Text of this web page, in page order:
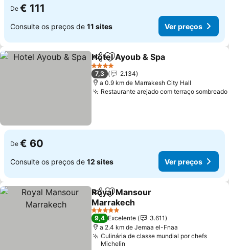
De € 111
Consulte os preços de 11 sites Ver preços
PartilharAdicionar aos favoritos
Hotel Ayoub & Spa
4 Estrelas
7,3
2.134
a 0.9 km de Marrakesh City Hall
Restaurante arejado com terraço sombreado
De € 60
Consulte os preços de 12 sites Ver preços
PartilharAdicionar aos favoritos
Royal Mansour
Marrakech
Ver preços
5 Estrelas
9,4 Excelente
3.611
a 2.4 km de Jemaa el-Fnaa
Culinária de classe mundial por chefs
Michelin